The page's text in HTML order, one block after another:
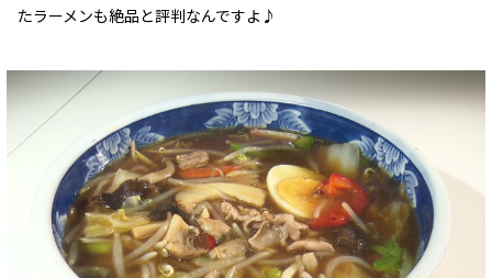
たラーメンも絶品と評判なんですよ♪